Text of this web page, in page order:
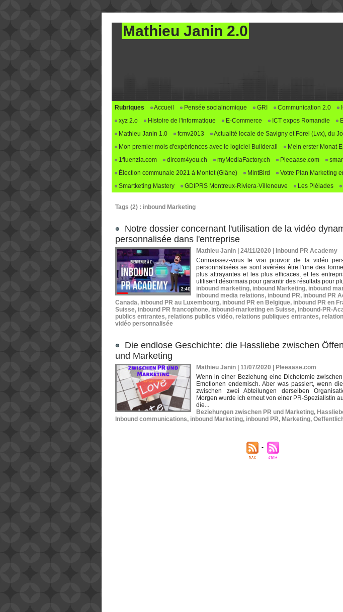
Mathieu Janin 2.0
Rubriques Accueil Pensée socialnomique GRI Communication 2.0
xyz 2.o
Histoire de l'informatique E-Commerce ICT expos Romandie
Mathieu Janin 1.0
fcmv2013
Actualité locale de Savigny et Forel (Lvx), du
Mon premier mois d'expériences avec le logiciel Builderall
Mein erster Monat
1fluenzia.com
dircom4you.ch myMediaFactory.ch Pleeaase.com
Élection communale 2021 à Montet (Glâne)
MintBird Votre Plan Marketing
Smartketing Mastery
GDIPRS Montreux-Riviera-Villeneuve Les Pléiades
Tags (2) : inbound Marketing
Notre dossier concernant l'utilisation de la vidéo
personnalisée dans l'entreprise
Mathieu Janin | 24/11/2020
Inbound PR Academy
Connaissez-vous le vrai pouvoir de la vidéo
personnalisées se sont avérées être l'une des
plus attrayantes et les plus efficaces, et les
utilisent désormais pour garantir des résultats pour
inbound marketing, inbound Marketing, inbound
inbound media relations, inbound PR, inbound PR
Canada, inbound PR au Luxembourg, inbound PR en Belgique, inbound PR en
Suisse, inbound PR francophone, inbound-marketing en Suisse, inbound-PR-
publics entrantes, relations publics vidéo, relations publiques entrantes,
vidéo personnalisée
Die endlose Geschichte: die Hassliebe zwischen
und Marketing
Mathieu Janin | 11/07/2020
Pleeaase.com
Wenn in einer Beziehung eine Dichotomie
Emotionen endemisch. Aber was passiert, wenn
zwischen zwei Abteilungen derselben
Morgen wurde ich erneut von einer PR-Spezialistin
die...
Beziehungen zwischen PR und Marketing,
Inbound communications, inbound Marketing, inbound PR, Marketing,